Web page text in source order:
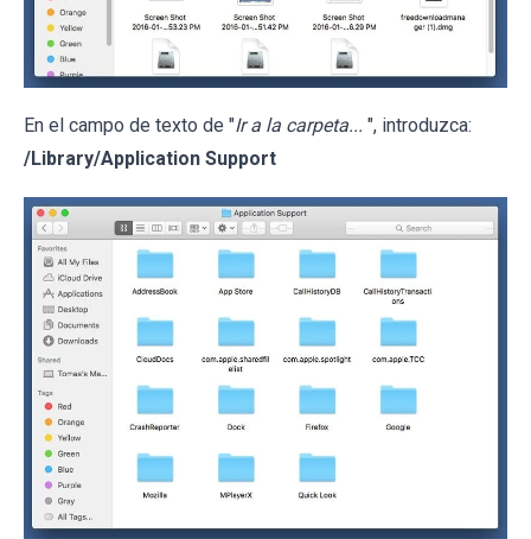
En el campo de texto de "Ir a la carpeta... ", introduzca:
/Library/Application Support